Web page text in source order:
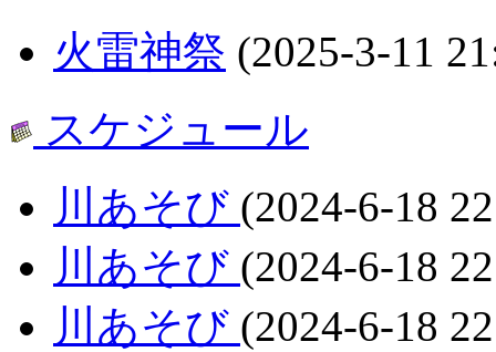
火雷神祭 (2025-3-11
スケジュール
川あそび (2024-6-18
川あそび (2024-6-18
川あそび (2024-6-18